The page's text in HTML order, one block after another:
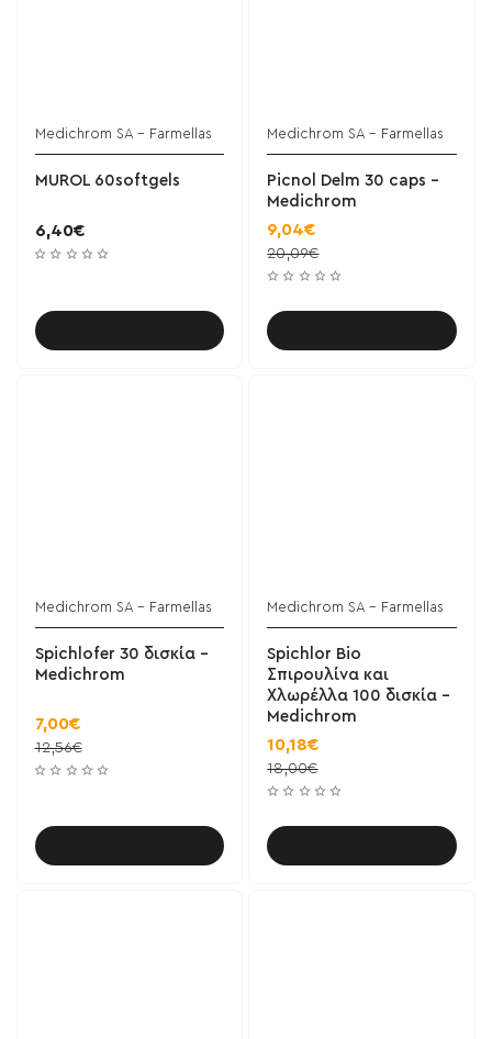
Medichrom SA - Farmellas
MUROL 60softgels
6,40€
Medichrom SA - Farmellas
Picnol Delm 30 caps -
Medichrom
9,04€
20,09€
Medichrom SA - Farmellas
Spichlofer 30 δισκία -
Medichrom
7,00€
12,56€
Medichrom SA - Farmellas
Spichlor Bio
Σπιρουλίνα και
Χλωρέλλα 100 δισκία -
Medichrom
10,18€
18,00€